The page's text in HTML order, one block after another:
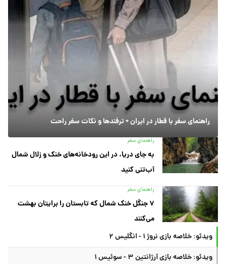
راهنمای سفر با قطار در ایران + ترفندها و نکات سفر راحت
راهنمای سفر
به جای دریا، در این رودخانه‌های خنک و زلال شمال
آب‌تنی کنید
راهنمای سفر
۷ جنگل خنک شمال که تابستان را برایتان بهشت
می‌کنند
ویدئو: خلاصه بازی نروژ ۱ - انگلیس ۲
ویدئو: خلاصه بازی آرژانتین ۳ - سوئیس ۱